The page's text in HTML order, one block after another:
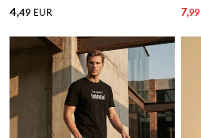
4,49 EUR 7,99